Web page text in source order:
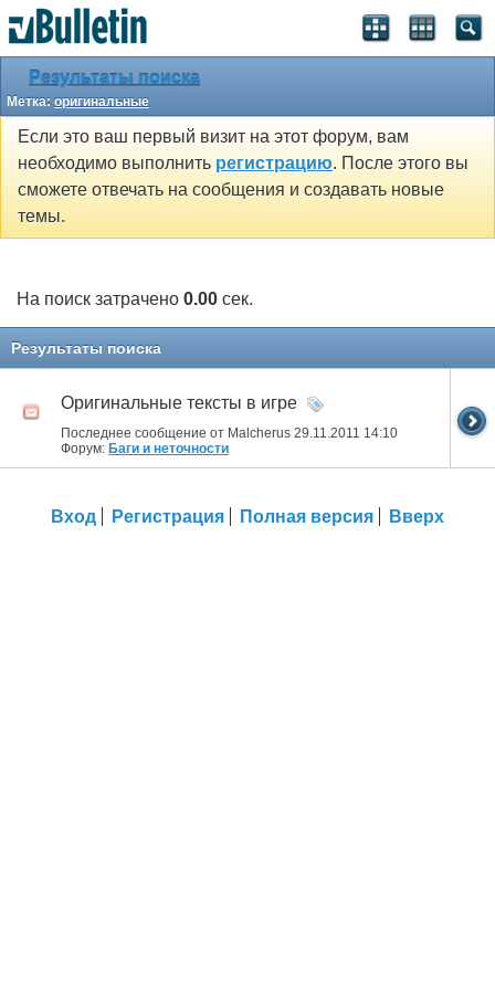
Результаты поиска
Метка: оригинальные
Если это ваш первый визит на этот форум, вам
необходимо выполнить регистрацию. После этого вы
сможете отвечать на сообщения и создавать новые
темы.
На поиск затрачено 0.00 сек.
Результаты поиска
Оригинальные тексты в игре
Последнее сообщение от Malcherus 29.11.2011 14:10
Форум: Баги и неточности
Вход Регистрация Полная версия Вверх